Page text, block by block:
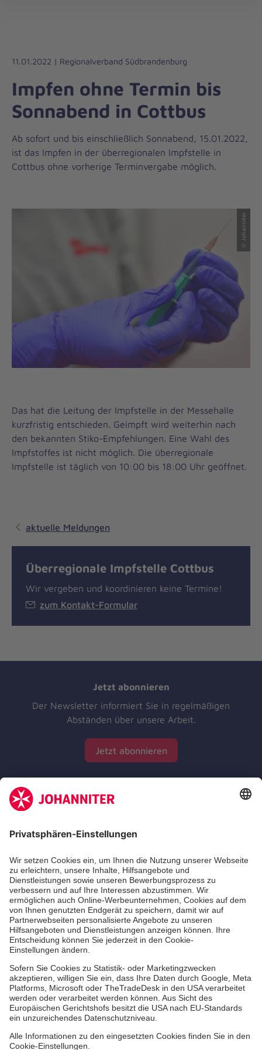
Liebe
Leben
11.01.2022 | Regionalverband Südbrandenburg
Impfen ohne Termin bis
Sonnabend in Cottbus
Ab sofort und bis einschließlich Sonnabend, 15.01.2022,
ist das Impfen in der überregionalen Impfstelle in
Cottbus ohne vorherige Terminvergabe möglich.
© Johanniter
Das hat die Leitung der Impfstelle in der Messehalle
kurzfristig entschieden. Geimpft wird weiterhin nach
den bekannten Stiko-Empfehlungen. Eine Wahl des
Impfstoffes ist nicht möglich. Die überregionale
Impfstelle ist täglich von 10:00 bis 18:00 Uhr geöffnet.
aktuelle Meldungen
Überregionale Impfstelle Cottbus
Wir vergeben und koordinieren keine Termine!
zum Kontakt-Formular
Jetzt abonnieren
Der Newsletter informiert Sie in regelmäßigen
Abständen über unsere Arbeit.
Jetzt abonnieren
Zertifizierung der Johanniter-Unfall-Hilfe e.V.
Die Johanniter GmbH führt das Spendenzertifikat
des Deutschen Spendenrats e.V.
Dienste & Leistungen
Mitarbeiten & Lernen